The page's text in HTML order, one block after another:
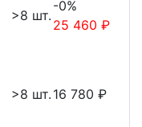
>8 шт.
-0%
25 460 ₽
>8 шт. 16 780 ₽